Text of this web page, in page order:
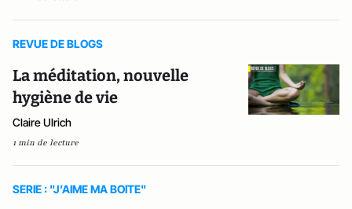
REVUE DE BLOGS
La méditation, nouvelle
hygiène de vie
Claire Ulrich
1 min de lecture
SERIE : "J’AIME MA BOITE"